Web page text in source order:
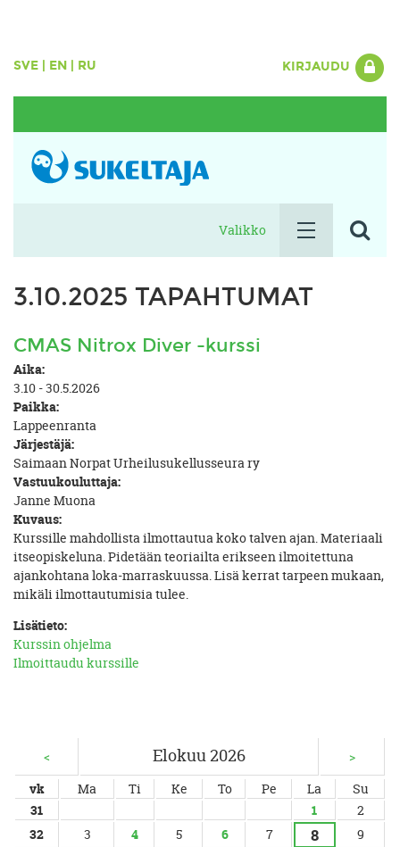
SVE EN RU KIRJAUDU
Valikko
3.10.2025 TAPAHTUMAT
CMAS Nitrox Diver -kurssi
Aika:
3.10 - 30.5.2026
Paikka:
Lappeenranta
Järjestäjä:
Saimaan Norpat Urheilusukellusseura ry
Vastuukouluttaja:
Janne Muona
Kuvaus:
Kurssille mahdollista ilmottautua koko talven ajan. Materiaali
itseopiskeluna. Pidetään teoriailta erikseen ilmoitettuna
ajankohtana loka-marraskuussa. Lisä kerrat tarpeen mukaan,
mikäli ilmottautumisia tulee.
Lisätieto:
Kurssin ohjelma
Ilmoittaudu kurssille
< Elokuu 2026
>
vk
Ma Ti Ke To Pe La
Su
31
1
2
32
3 4 5 6 7 8
9